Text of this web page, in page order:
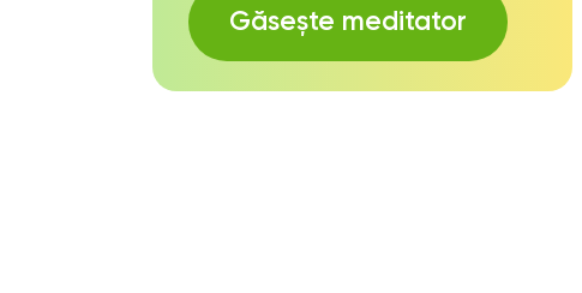
Găsește meditator